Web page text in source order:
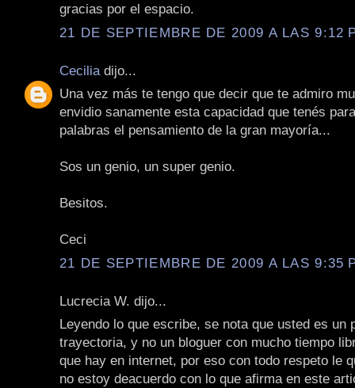
gracias por el espacio.
21 DE SEPTIEMBRE DE 2009 A LAS 9:12
Cecilia dijo...
Una vez más te tengo que decir que te admiro
envidio sanamente esta capacidad que tenés
palabras el pensamiento de la gran mayoría...
Sos un genio, un super genio.
Besitos.
Ceci
21 DE SEPTIEMBRE DE 2009 A LAS 9:35
Lucrecia W. dijo...
Leyendo lo que escribe, se nota que usted es un
trayectoria, y no un bloguer con mucho tiempo
que hay en internet, por eso con todo respeto le
no estoy deacuerdo con lo que afirma en este